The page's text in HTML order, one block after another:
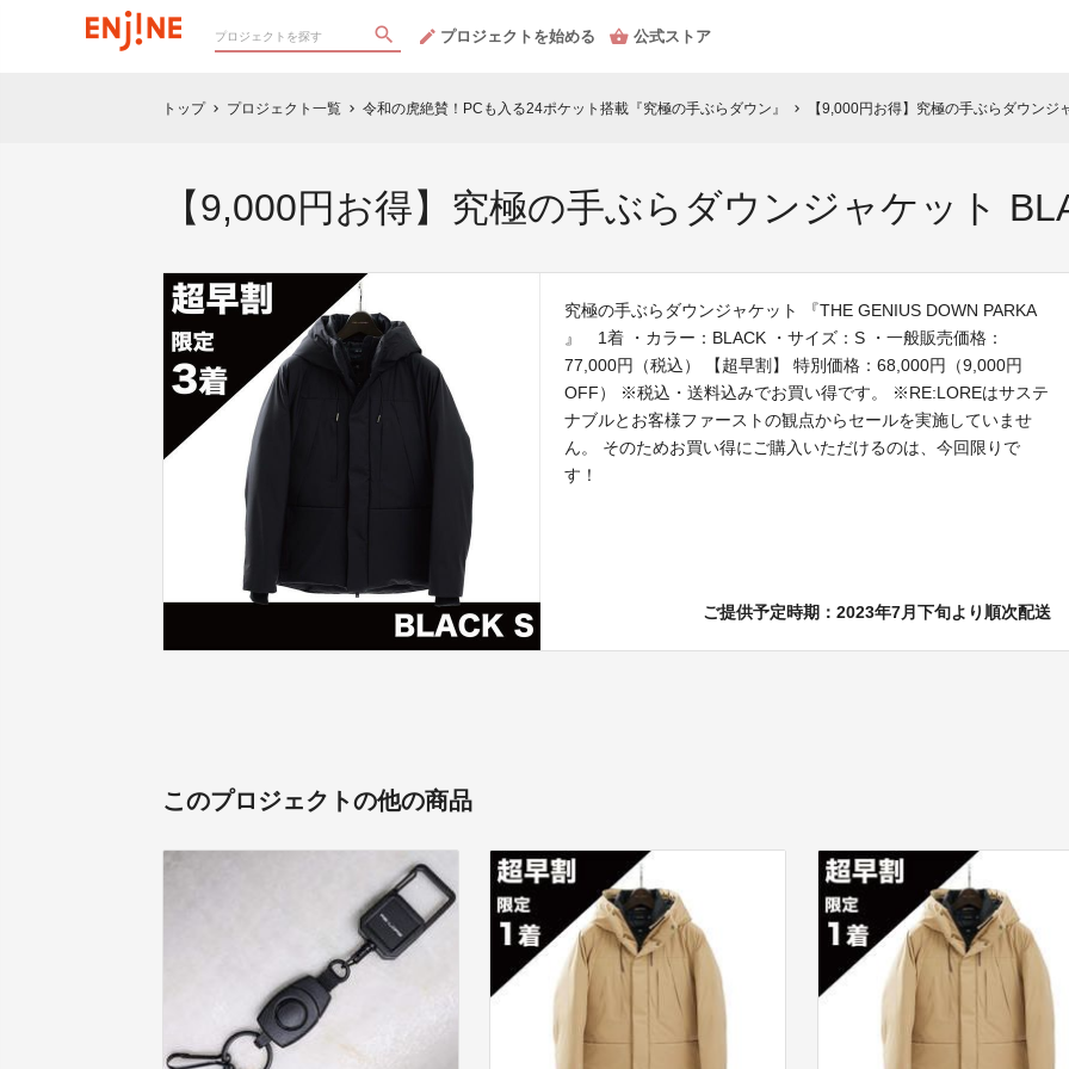
プロジェクトを始める 公式ストア
トップ chevron_right プロジェクト一覧 chevron_right 令和の虎絶賛！PCも入る24ポケット搭載『究極の手ぶらダウン』 chevron_right 【9,000円お得】究極の手ぶらダウン
【9,000円お得】究極の手ぶらダウンジャケット
究極の手ぶらダウンジャケット 『THE GENIUS DOWN PARKA
』 1着 ・カラー：BLACK ・サイズ：S ・一般販売価格：
77,000円（税込） 【超早割】 特別価格：68,000円（9,000円
OFF） ※税込・送料込みでお買い得です。 ※RE:LOREはサステ
ナブルとお客様ファーストの観点からセールを実施していませ
ん。 そのためお買い得にご購入いただけるのは、今回限りで
す！
ご提供予定時期：2023年7月下旬より順次配送
このプロジェクトの他の商品